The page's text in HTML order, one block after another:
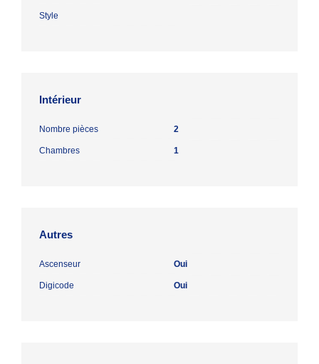
Style
Intérieur
Nombre pièces 2
Chambres 1
Autres
Ascenseur Oui
Digicode Oui